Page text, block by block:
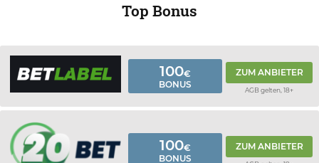
Top Bonus
100€
BONUS
ZUM ANBIETER
AGB gelten, 18+
100€
BONUS
ZUM ANBIETER